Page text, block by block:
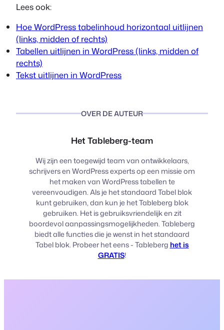
Lees ook:
Hoe WordPress tabelinhoud horizontaal uitlijnen
(links, midden of rechts)
Tabellen uitlijnen in WordPress (links, midden of
rechts)
Tekst uitlijnen in WordPress
OVER DE AUTEUR
Het Tableberg-team
Wij zijn een toegewijd team van ontwikkelaars,
schrijvers en WordPress experts op een missie om
het maken van WordPress tabellen te
vereenvoudigen. Als je het standaard Tabel blok
kunt gebruiken, dan kun je het Tableberg blok
gebruiken. Het is gebruiksvriendelijk en zit
boordevol aanpassingsmogelijkheden. Tableberg
biedt alle functies die je wenst in het standaard
Tabel blok. Probeer het eens - Tableberg het is
GRATIS!